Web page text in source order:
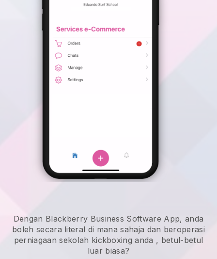
Dengan Blackberry Business Software App, anda
boleh secara literal di mana sahaja dan beroperasi
perniagaan sekolah kickboxing anda , betul-betul
luar biasa?